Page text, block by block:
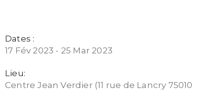
Dates :
17 Fév 2023 - 25 Mar 2023
Lieu:
Centre Jean Verdier (11 rue de Lancry 75010